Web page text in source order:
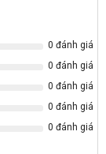
0 đánh giá
0 đánh giá
0 đánh giá
0 đánh giá
0 đánh giá